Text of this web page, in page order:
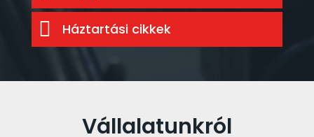
Háztartási cikkek
Vállalatunkról